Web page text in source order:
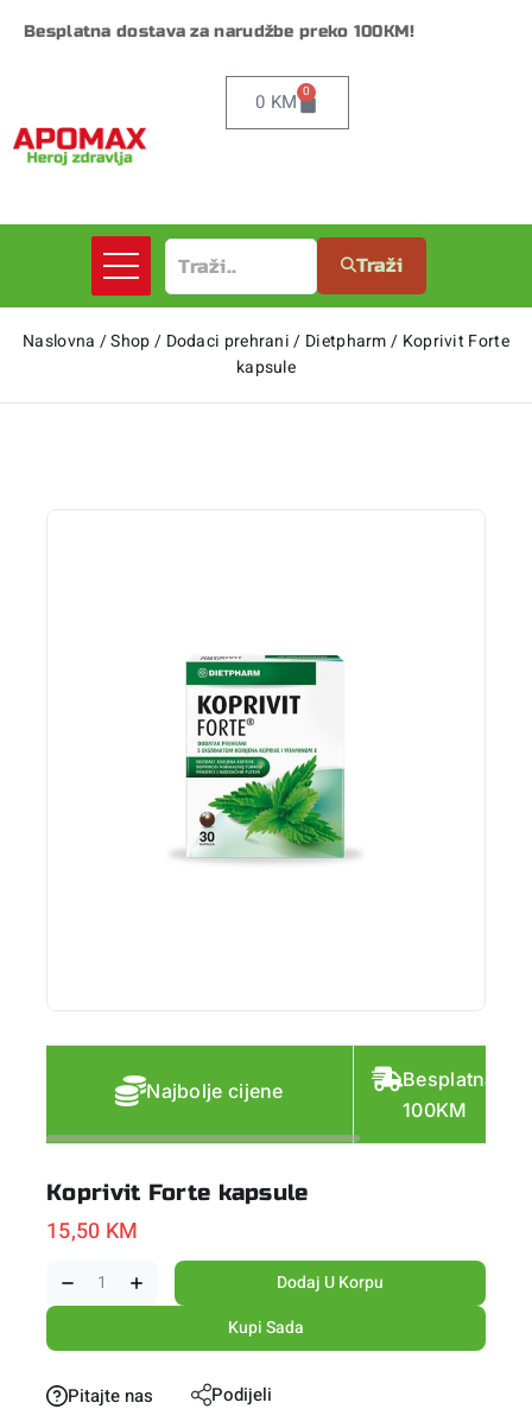
Besplatna dostava za narudžbe preko 100KM!
0 KM 0
Traži
Naslovna /Shop/ Dodaci prehrani / Dietpharm/ Koprivit Forte
kapsule
Najbolje cijene
Besplatna
100KM
Koprivit Forte kapsule
15,50 KM
Dodaj U Korpu
Kupi Sada
Pitajte nas Podijeli